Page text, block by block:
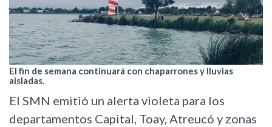
El fin de semana continuará con chaparrones y lluvias
aisladas.
El SMN emitió un alerta violeta para los
departamentos Capital, Toay, Atreucó y zonas